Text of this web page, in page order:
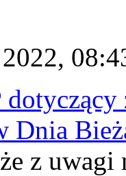
Dnia
z uwagi